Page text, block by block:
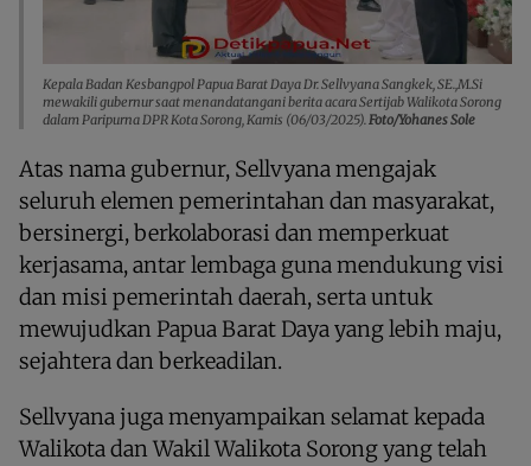
Kepala Badan Kesbangpol Papua Barat Daya Dr. Sellvyana Sangkek, SE.,M.Si
mewakili gubernur saat menandatangani berita acara Sertijab Walikota Sorong
dalam Paripurna DPR Kota Sorong, Kamis (06/03/2025).Foto/Yohanes Sole
Atas nama gubernur, Sellvyana mengajak
seluruh elemen pemerintahan dan masyarakat,
bersinergi, berkolaborasi dan memperkuat
kerjasama, antar lembaga guna mendukung visi
dan misi pemerintah daerah, serta untuk
mewujudkan Papua Barat Daya yang lebih maju,
sejahtera dan berkeadilan.
Sellvyana juga menyampaikan selamat kepada
Walikota dan Wakil Walikota Sorong yang telah